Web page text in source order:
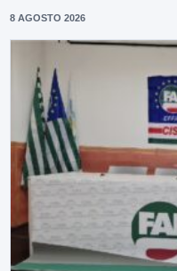
8 AGOSTO 2026